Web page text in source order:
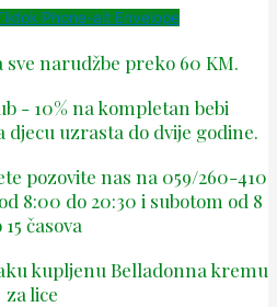
Phone-alt Envelope
sve narudžbe preko 60 KM.
- 10% na kompletan bebi
uzrasta do dvije godine.
pozovite nas na 059/260-410
8:00 do 20:30 i subotom od 8
15 časova
kupljenu Belladonna kremu
za lice